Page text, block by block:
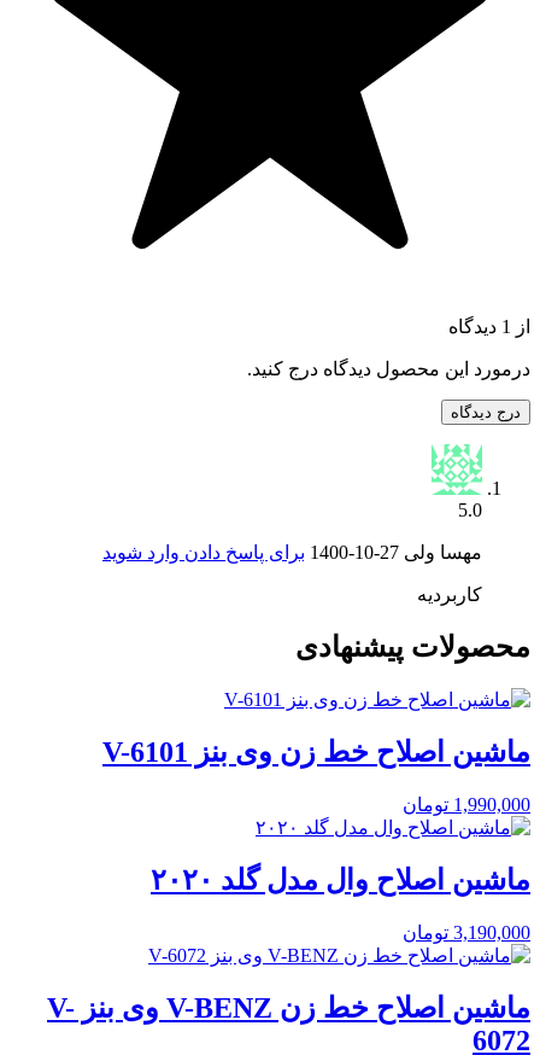
از 1 دیدگاه
درمورد این محصول دیدگاه درج کنید.
درج دیدگاه
5.0
مهسا ولی 1400-10-27 برای پاسخ دادن وارد شوید
کاربردیه
محصولات پیشنهادی
ماشین اصلاح خط زن وی بنز V-6101
1,990,000 تومان
ماشین اصلاح وال مدل گلد ۲۰۲۰
3,190,000 تومان
ماشین اصلاح خط زن V-BENZ وی بنز V-
6072